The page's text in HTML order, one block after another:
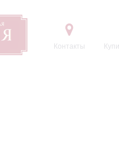
Контакты